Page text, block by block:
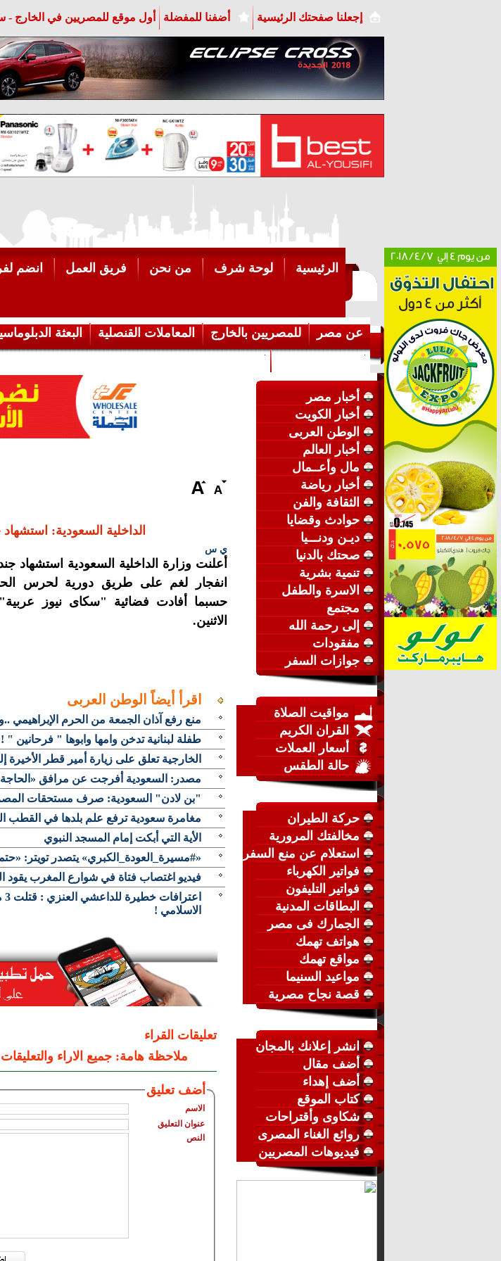
إجعلنا صفحتك الرئيسية أضفنا للمفضلة أول موقع للمصريين في الخارج -
الرئيسية لوحة شرف من نحن فريق العمل انضم
عن مصر للمصريين بالخارج المعاملات القنصلية البعثة
أخبار مصر
أخبار الكويت
الوطن العربى
أخبار العالم
مال وأعــمال
أخبار رياضة
الثقافة والفن
حوادث وقضايا
ديـن ودنـــيا
صحتك بالدنيا
تنمية بشرية
الاسرة والطفل
مجتمع
إلى رحمة الله
مفقودات
جوازات السفر
مواقيت الصلاة
القران الكريم
أسعار العملات
حالة الطقس
حركة الطيران
مخالفتك المرورية
استعلام عن منع السفر
فواتير الكهرباء
فواتير التليفون
البطاقات المدنية
الجمارك فى مصر
هواتف تهمك
مواقع تهمك
مواعيد السنيما
قصة نجاح مصرية
انشر إعلانك بالمجان
أضف مقال
أضف إهداء
كتاب الموقع
شكاوى وأقتراحات
روائع الغناء المصرى
فيديوهات المصريين
الداخلية السعودية: استشهاد جندى وإصابة 3 آخرين
ي س
انفجار لغم على طريق دورية لحرس
حسبما أفادت فضائية "سكاى نيوز
الاثنين.
اقرأ أيضاً الوطن العربى
منع رفع آذان الجمعة من الحرم
طفلة لبنانية تدخن وامها وابوها " فرحانين " !
الخارجية تعلق على زيارة أمير قطر الأخيرة
مصدر: السعودية أفرجت عن مرافق
"بن لادن" السعودية: صرف مستحقات المصريين
مغامرة سعودية ترفع علم بلدها في القطب
الأية التي أبكت إمام المسجد النبوي
«#مسيرة_العودة_الكبري» يتصدر تويتر:
فيديو اغتصاب فتاة في شوارع المغرب يقود
الاسلامي !
تعليقات القراء
ملاحظة هامة: جميع الاراء
أضف تعليق
الاسم
عنوان التعليق
النص